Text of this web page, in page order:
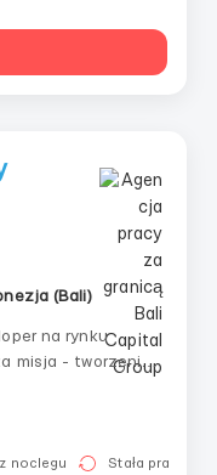
(Bali)
na rynku
i łatwego
i
noclegu Stała praca